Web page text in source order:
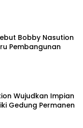
Bobby Nasution
Pembangunan
Wujudkan Impian
Gedung Permanen